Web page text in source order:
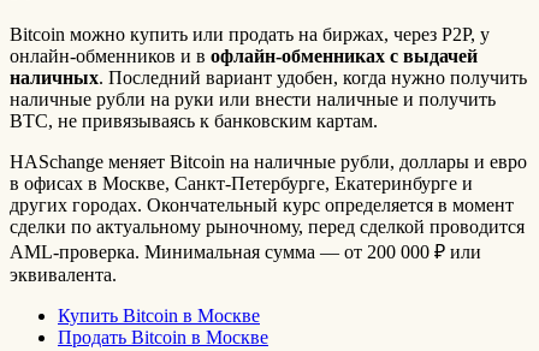
Bitcoin можно купить или продать на биржах, через P2P, у
онлайн-обменников и в офлайн-обменниках с выдачей
наличных. Последний вариант удобен, когда нужно получить
наличные рубли на руки или внести наличные и получить
BTC, не привязываясь к банковским картам.
HASchange меняет Bitcoin на наличные рубли, доллары и евро
в офисах в Москве, Санкт-Петербурге, Екатеринбурге и
других городах. Окончательный курс определяется в момент
сделки по актуальному рыночному, перед сделкой проводится
AML-проверка. Минимальная сумма — от 200 000 ₽ или
эквивалента.
Купить Bitcoin в Москве
Продать Bitcoin в Москве